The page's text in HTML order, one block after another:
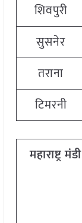
शिवपुरी
सुसनेर
तराना
टिमरनी
महाराष्ट्रमंडी